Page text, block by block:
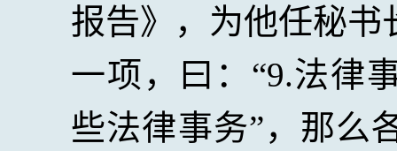
报告》，为他任秘
一项，曰：“9.法律
些法律事务”，那么